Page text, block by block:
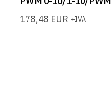
178,48 EUR +IVA